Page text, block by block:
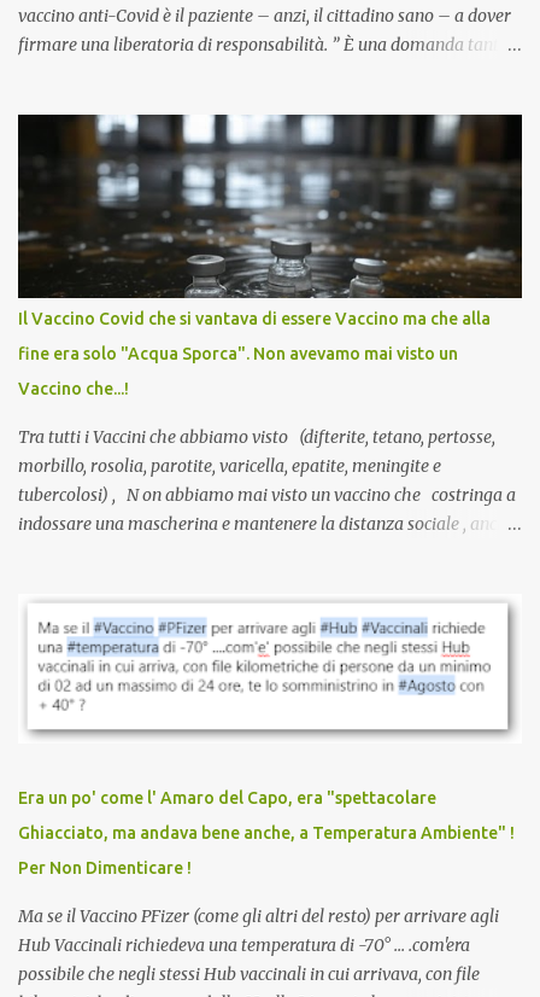
vaccino anti-Covid è il paziente – anzi, il cittadino sano – a dover
firmare una liberatoria di responsabilità. ” È una domanda tanto
pandemia. Un interrogativo che dovrebbe scuotere chiunque abbia
ancora il coraggio di pensare con la propria testa. Per il vaccino
anti-Covid, un pro-farmaco, con autorizzazione condizionata,
sviluppato in tempi record, con tecnologie mai utilizzate prima su
larga scala, ancora oggetto di studio e di discussione
internazionale serve solo una firma. La tua. Lo si somministra
anche a persone sane, giovani, senza fattori di rischio, spesso già
serve una prescrizione. Non c’è diagnosi. Non c’è presa in carico.
L’unico atto richiesto è una fi...
Il Vaccino Covid che si vantava di essere Vaccino ma che alla
fine era solo "Acqua Sporca". Non avevamo mai visto un
Vaccino che...!
Tra tutti i Vaccini che abbiamo visto (difterite, tetano, pertosse,
morbillo, rosolia, parotite, varicella, epatite, meningite e
tubercolosi) , N on abbiamo mai visto un vaccino che costringa a
indossare una mascherina e mantenere la distanza sociale , anche
sconti, incentivi per vaccinarsi. Non avevamo mai visto
discriminazioni per coloro che non l’hanno fatto. Se non sei stato
vaccinato, nessuno aveva prima cercato di farti sentire una
persona cattiva. Non avevamo mai visto un vaccino che minacci le
vaccino usato per minacciare i mezzi di sussistenza, il lavoro o la
scuola. Non avevamo mai visto un vaccino che permettesse a un
dodicenne di ignorare il consenso dei genitori. Dopo tutti i vaccini
che abbiamo elencato sopra...
Era un po' come l' Amaro del Capo, era "spettacolare
Ghiacciato, ma andava bene anche, a Temperatura Ambiente" !
Per Non Dimenticare !
Ma se il Vaccino PFizer (come gli altri del resto) per arrivare agli
Hub Vaccinali richiedeva una temperatura di -70° ... .com'era
possibile che negli stessi Hub vaccinali in cui arrivava, con file